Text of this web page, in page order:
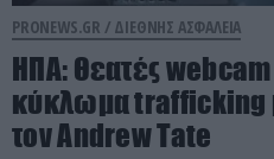
PRONEWS.GR / ΔΙΕΘΝΗΣ ΑΣΦΑΛΕΙΑ
ΗΠΑ: Θεατές
κύκλωμα trafficking
τον Andrew Tate